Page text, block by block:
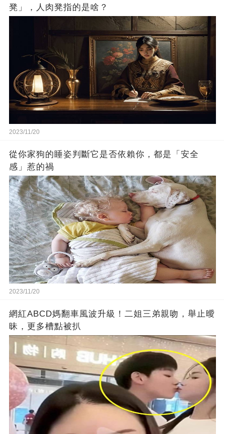
凳」，人肉凳指的是啥？
2023/11/20
從你家狗的睡姿判斷它是否依賴你，都是「安全
感」惹的禍
2023/11/20
網紅ABCD媽翻車風波升級！二姐三弟親吻，舉止曖
昧，更多槽點被扒